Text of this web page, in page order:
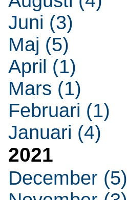
Juni (3)
Maj (5)
April (1)
Mars (1)
Februari (1)
Januari (4)
2021
December (5)